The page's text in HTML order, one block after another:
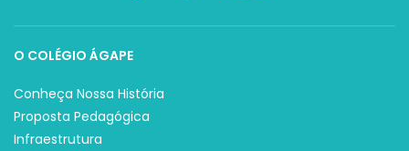
O COLÉGIO ÁGAPE
Conheça Nossa História
Proposta Pedagógica
Infraestrutura